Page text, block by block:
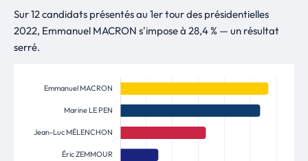
Sur 12 candidats présentés au 1er tour des présidentielles
2022, Emmanuel MACRON s'impose à 28,4 % — un résultat
serré.